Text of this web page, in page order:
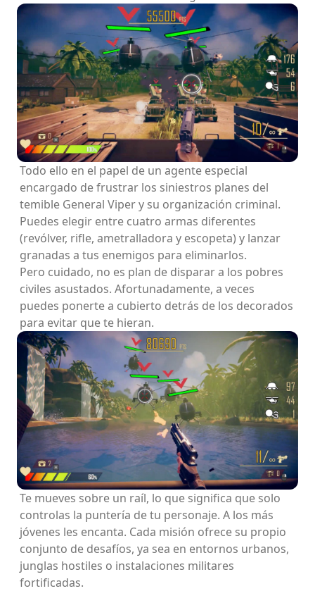
Todo ello en el papel de un agente especial
encargado de frustrar los siniestros planes del
temible General Viper y su organización criminal.
Puedes elegir entre cuatro armas diferentes
(revólver, rifle, ametralladora y escopeta) y lanzar
granadas a tus enemigos para eliminarlos.
Pero cuidado, no es plan de disparar a los pobres
civiles asustados. Afortunadamente, a veces
puedes ponerte a cubierto detrás de los decorados
para evitar que te hieran.
Te mueves sobre un raíl, lo que significa que solo
controlas la puntería de tu personaje. A los más
jóvenes les encanta. Cada misión ofrece su propio
conjunto de desafíos, ya sea en entornos urbanos,
junglas hostiles o instalaciones militares
fortificadas.